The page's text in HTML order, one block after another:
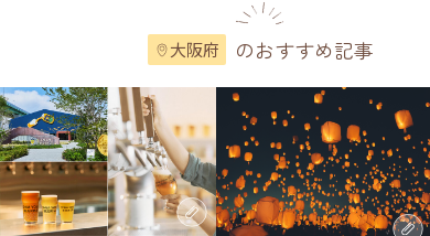
大阪府 のおすすめ記事